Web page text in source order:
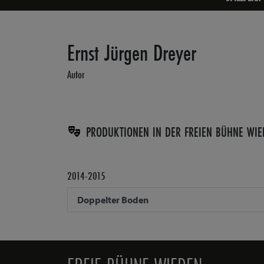
Ernst Jürgen Dreyer
Autor
PRODUKTIONEN IN DER FREIEN BÜHNE
2014-2015
Doppelter Boden